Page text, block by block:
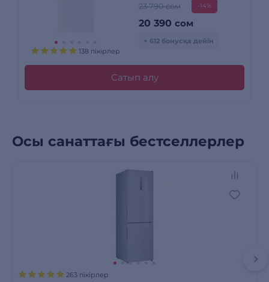
138 пікірлер
23 790 сом -14%
20 390 сом
+ 612 бонусқа дейін
Сатып алу
Осы санаттағы бестселлерлер
263 пікірлер